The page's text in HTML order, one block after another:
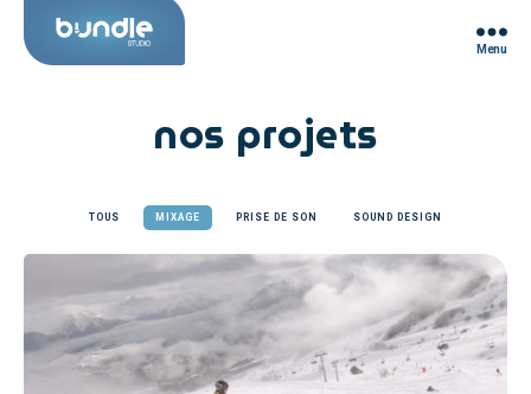
Menu
nos projets
TOUS MIXAGE PRISE DE SON SOUND DESIGN